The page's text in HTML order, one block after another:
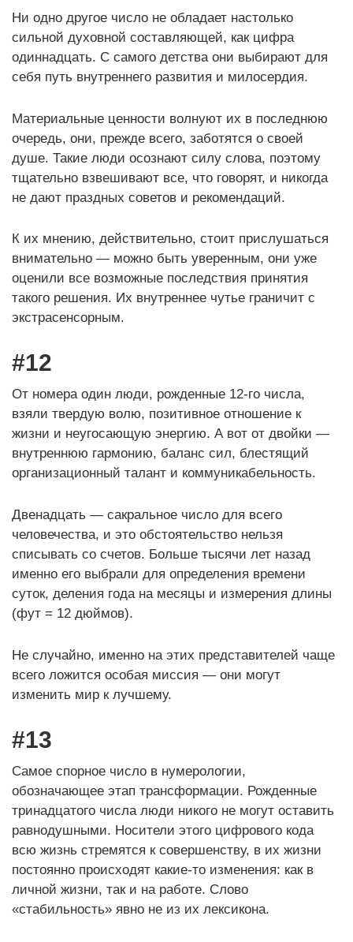
Ни одно другое число не обладает настолько
сильной духовной составляющей, как цифра
одиннадцать. С самого детства они выбирают для
себя путь внутреннего развития и милосердия.
Материальные ценности волнуют их в последнюю
очередь, они, прежде всего, заботятся о своей
душе. Такие люди осознают силу слова, поэтому
тщательно взвешивают все, что говорят, и никогда
не дают праздных советов и рекомендаций.
К их мнению, действительно, стоит прислушаться
внимательно — можно быть уверенным, они уже
оценили все возможные последствия принятия
такого решения. Их внутреннее чутье граничит с
экстрасенсорным.
#12
От номера один люди, рожденные 12-го числа,
взяли твердую волю, позитивное отношение к
жизни и неугосающую энергию. А вот от двойки —
внутреннюю гармонию, баланс сил, блестящий
организационный талант и коммуникабельность.
Двенадцать — сакральное число для всего
человечества, и это обстоятельство нельзя
списывать со счетов. Больше тысячи лет назад
именно его выбрали для определения времени
суток, деления года на месяцы и измерения длины
(фут = 12 дюймов).
Не случайно, именно на этих представителей чаще
всего ложится особая миссия — они могут
изменить мир к лучшему.
#13
Самое спорное число в нумерологии,
обозначающее этап трансформации. Рожденные
тринадцатого числа люди никого не могут оставить
равнодушными. Носители этого цифрового кода
всю жизнь стремятся к совершенству, в их жизни
постоянно происходят какие-то изменения: как в
личной жизни, так и на работе. Слово
«стабильность» явно не из их лексикона.